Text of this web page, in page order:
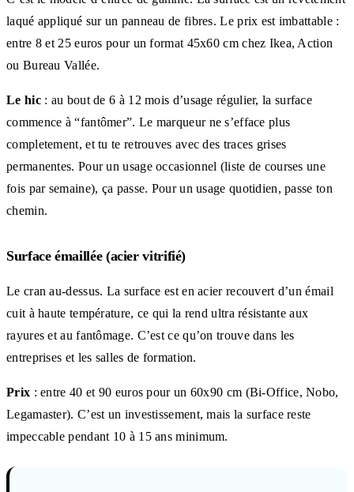
laqué appliqué sur un panneau de fibres. Le prix est imbattable :
entre 8 et 25 euros pour un format 45x60 cm chez Ikea, Action
ou Bureau Vallée.
Le hic: au bout de 6 à 12 mois d’usage régulier, la surface
commence à “fantômer”. Le marqueur ne s’efface plus
completement, et tu te retrouves avec des traces grises
permanentes. Pour un usage occasionnel (liste de courses une
fois par semaine), ça passe. Pour un usage quotidien, passe ton
chemin.
Surface émaillée (acier vitrifié)
Le cran au-dessus. La surface est en acier recouvert d’un émail
cuit à haute température, ce qui la rend ultra résistante aux
rayures et au fantômage. C’est ce qu’on trouve dans les
entreprises et les salles de formation.
Prix : entre 40 et 90 euros pour un 60x90 cm (Bi-Office, Nobo,
Legamaster). C’est un investissement, mais la surface reste
impeccable pendant 10 à 15 ans minimum.